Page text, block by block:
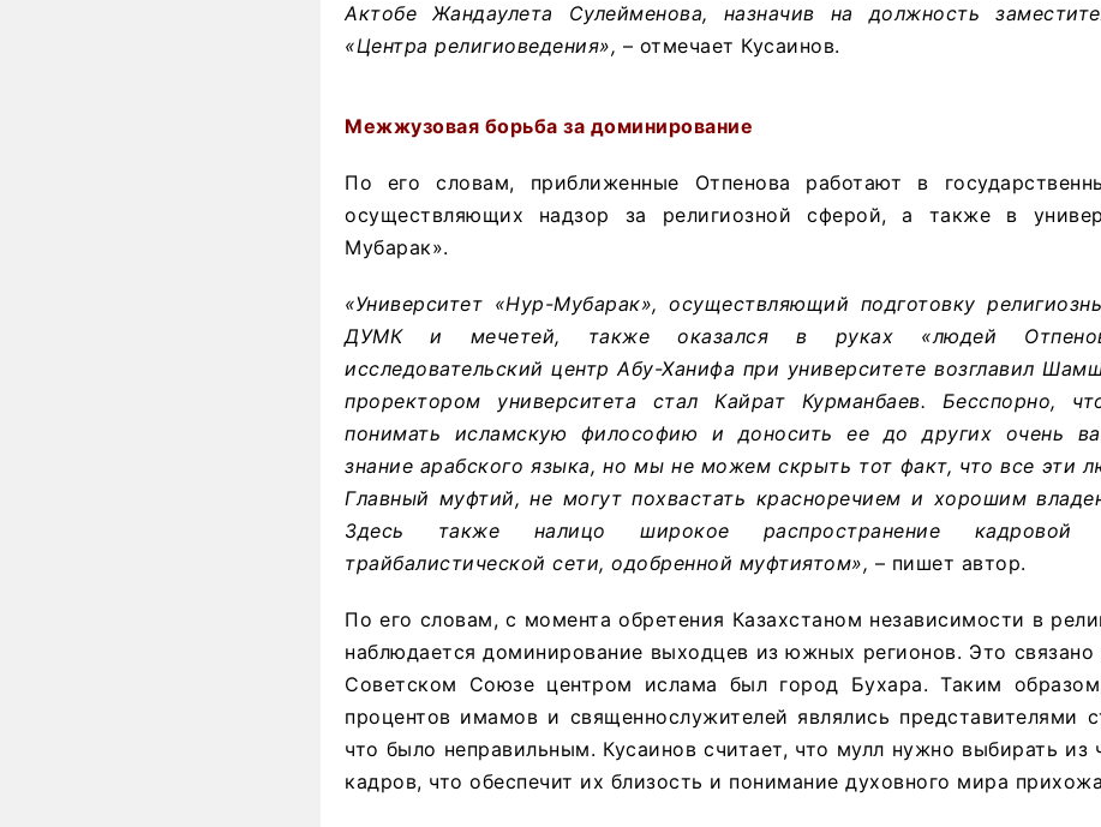
Актобе Жандаулета Сулейменова, назначив на должность
«Центра религиоведения», – отмечает Кусаинов.
Межжузовая борьба за доминирование
По его словам, приближенные Отпенова работают в
осуществляющих надзор за религиозной сферой, а также в
Мубарак».
«Университет «Нур-Мубарак», осуществляющий подготовку
ДУМК и мечетей, также оказался в руках «людей
исследовательский центр Абу-Ханифа при университете возглавил
проректором университета стал Кайрат Курманбаев. Бесспорно,
понимать исламскую философию и доносить ее до других очень
знание арабского языка, но мы не можем скрыть тот факт, что все эти
Главный муфтий, не могут похвастать красноречием и хорошим
Здесь также налицо широкое распространение кадровой
трайбалистической сети, одобренной муфтиятом», – пишет автор.
По его словам, с момента обретения Казахстаном независимости в
наблюдается доминирование выходцев из южных регионов. Это связано
Советском Союзе центром ислама был город Бухара. Таким
процентов имамов и священнослужителей являлись представителями
что было неправильным. Кусаинов считает, что мулл нужно выбирать из
кадров, что обеспечит их близость и понимание духовного мира